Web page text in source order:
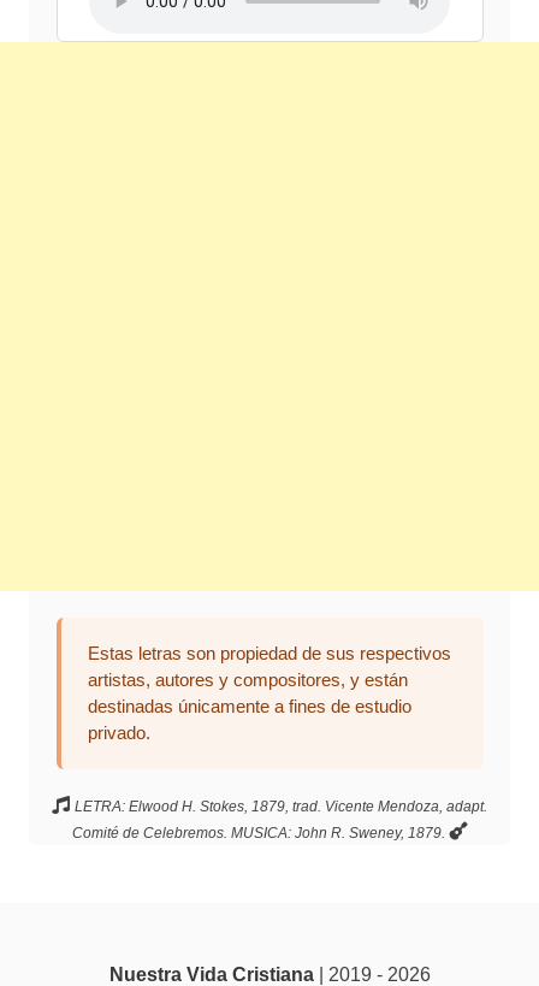
Estas letras son propiedad de sus respectivos
artistas, autores y compositores, y están
destinadas únicamente a fines de estudio
privado.
LETRA: Elwood H. Stokes, 1879, trad. Vicente Mendoza, adapt.
Comité de Celebremos. MUSICA: John R. Sweney, 1879.
Nuestra Vida Cristiana| 2019 - 2026